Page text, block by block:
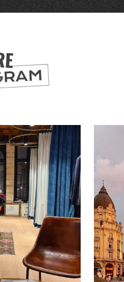
RÉGION